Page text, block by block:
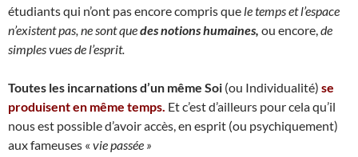
étudiants qui n’ont pas encore compris que le temps et l’espace
n’existent pas, ne sont quedes notions humaines, ou encore, de
simples vues de l’esprit.
Toutes les incarnations d’un même Soi (ou Individualité) se
produisent en même temps. Et c’est d’ailleurs pour cela qu’il
nous est possible d’avoir accès, en esprit (ou psychiquement)
aux fameuses « vie passée »